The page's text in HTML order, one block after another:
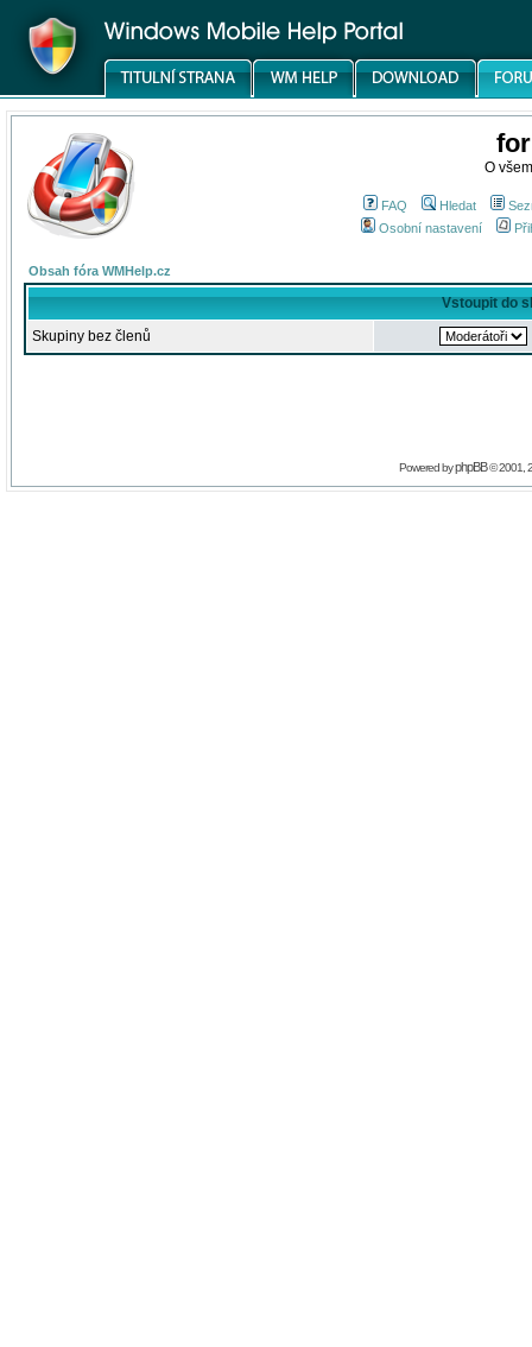
O
FAQ Hledat
Osobní nastavení
Obsah fóra WMHelp.cz
Vstoupit do
Skupiny bez členů
Powered byphpBB© 2001,